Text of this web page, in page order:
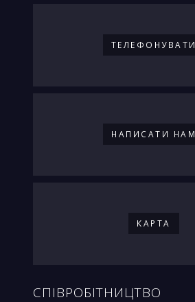
ТЕЛЕФОНУВАТИ
НАПИСАТИ НАМ
КАРТА
СПІВРОБІТНИЦТВО